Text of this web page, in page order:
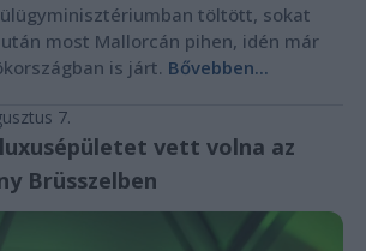
töltött, sokat
most Mallorcán pihen, idén már
is járt. Bővebben...
7.
vett volna az
Brüsszelben